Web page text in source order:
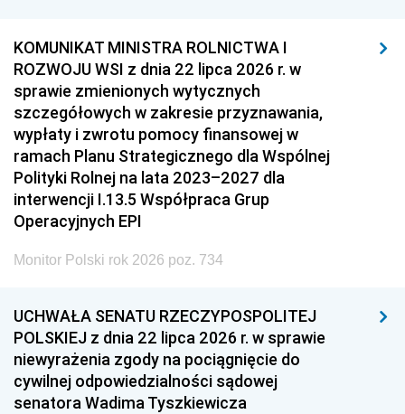
KOMUNIKAT MINISTRA ROLNICTWA I
ROZWOJU WSI z dnia 22 lipca 2026 r. w
sprawie zmienionych wytycznych
szczegółowych w zakresie przyznawania,
wypłaty i zwrotu pomocy finansowej w
ramach Planu Strategicznego dla Wspólnej
Polityki Rolnej na lata 2023–2027 dla
interwencji I.13.5 Współpraca Grup
Operacyjnych EPI
Monitor Polski rok 2026 poz. 734
UCHWAŁA SENATU RZECZYPOSPOLITEJ
POLSKIEJ z dnia 22 lipca 2026 r. w sprawie
niewyrażenia zgody na pociągnięcie do
cywilnej odpowiedzialności sądowej
senatora Wadima Tyszkiewicza